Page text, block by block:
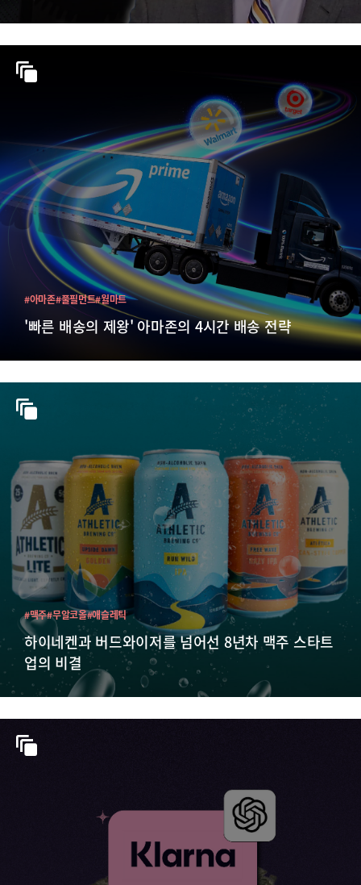
'빠른 배송의 제왕' 아마존의 4시간 배송 전략
#아마존#풀필먼트#월마트
하이네켄과 버드와이저를 넘어선 8년차 맥주 스타트
업의 비결
#맥주#무알코올#애슬레틱